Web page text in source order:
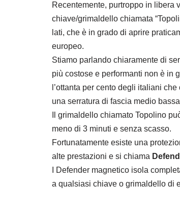
Recentemente, purtroppo in libera
chiave/grimaldello chiamata
lati, che è in grado di aprire
europeo.
Stiamo parlando chiaramente di
più costose e performanti non è in
l’ottanta per cento degli italiani
una serratura di fascia medio
Il grimaldello chiamato Topolino
meno di 3 minuti e senza scasso.
Fortunatamente esiste una
alte prestazioni e si chiama
I Defender magnetico isola
a qualsiasi chiave o grimaldello di